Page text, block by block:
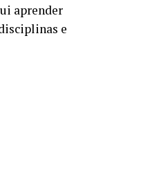
aprender
e